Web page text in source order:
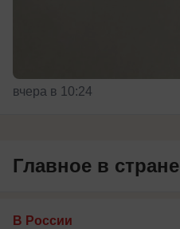
вчера в 10:24
Главное в стране
В России